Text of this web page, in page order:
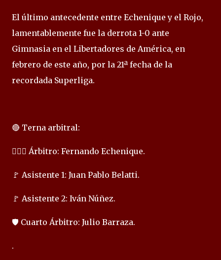
El último antecedente entre Echenique y el Rojo,
lamentablemente fue la derrota 1-0 ante
Gimnasia en el Libertadores de América, en
febrero de este año, por la 21ª fecha de la
recordada Superliga.
🔴 Terna arbitral:
👨🏻‍⚖️ Árbitro: Fernando Echenique.
🚩 Asistente 1: Juan Pablo Belatti.
🚩 Asistente 2: Iván Núñez.
🛡️ Cuarto Árbitro: Julio Barraza.
.